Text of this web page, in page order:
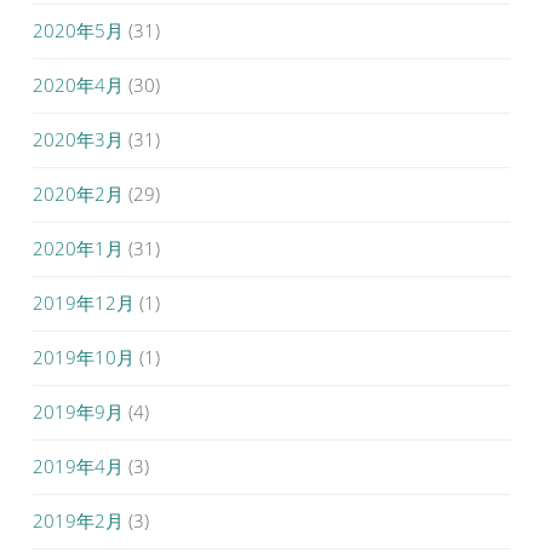
2020年5月 (31)
2020年4月 (30)
2020年3月 (31)
2020年2月 (29)
2020年1月 (31)
2019年12月 (1)
2019年10月 (1)
2019年9月 (4)
2019年4月 (3)
2019年2月 (3)